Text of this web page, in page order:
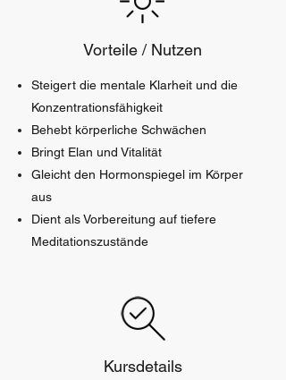
Vorteile / Nutzen
Steigert die mentale Klarheit und die
Konzentrationsfähigkeit
Behebt körperliche Schwächen
Bringt Elan und Vitalität
Gleicht den Hormonspiegel im Körper
aus
Dient als Vorbereitung auf tiefere
Meditationszustände
Kursdetails